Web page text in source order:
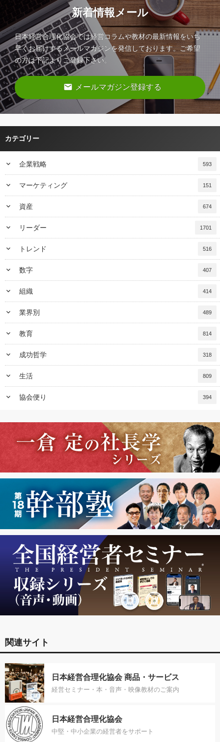
新着情報メール
日本経営合理化協会では経営コラムや教材の最新情報をいち
早くお届けするメールマガジンを発信しております。ご希望
の方は下記よりご登録下さい。
email メールマガジン登録する
カテゴリー
keyboard_arrow_down 企業戦略 593
keyboard_arrow_down マーケティング 151
keyboard_arrow_down 資産 674
keyboard_arrow_down リーダー 1701
keyboard_arrow_down トレンド 516
keyboard_arrow_down 数字 407
keyboard_arrow_down 組織 414
keyboard_arrow_down 業界別 489
keyboard_arrow_down 教育 814
keyboard_arrow_down 成功哲学 318
keyboard_arrow_down 生活 809
keyboard_arrow_down 協会便り 394
関連サイト
日本経営合理化協会 商品・サービス
経営セミナー・本・音声・映像教材のご案内
日本経営合理化協会
中堅・中小企業の経営者をサポート